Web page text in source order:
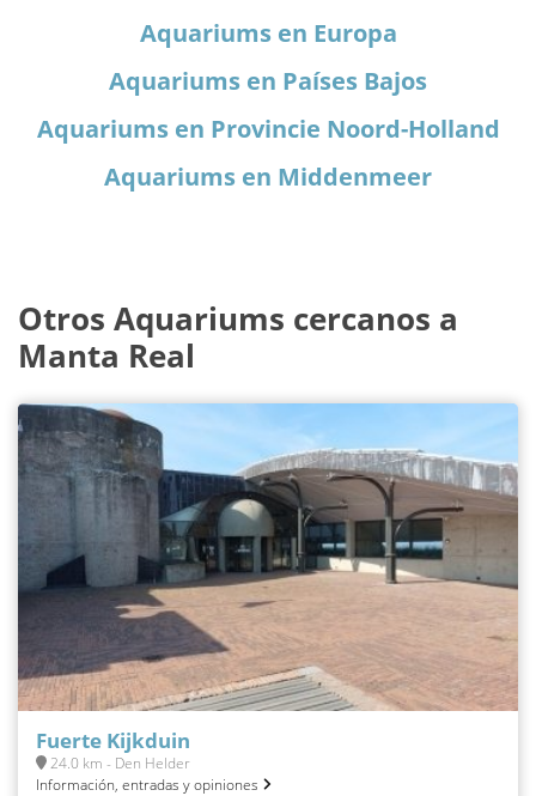
Aquariums en Europa
Aquariums en Países Bajos
Aquariums en Provincie Noord-Holland
Aquariums en Middenmeer
Otros Aquariums cercanos a
Manta Real
Fuerte Kijkduin
24.0 km - Den Helder
Información, entradas y opiniones